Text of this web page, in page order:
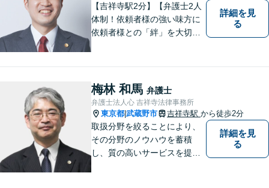
【吉祥寺駅2分】【弁護士2人
体制！依頼者様の強い味方に
依頼者様との「絆」を大切
回収、企業法務、刑事事件、
インターネットなど
詳細を見
る
梅林 和馬 弁護士
弁護士法人心 吉祥寺法律事務所
東京都 武蔵野市 吉祥寺駅 から徒歩2分
取扱分野を絞ることにより、
その分野のノウハウを蓄積
し、質の高いサービスを提供
詳細を見
る